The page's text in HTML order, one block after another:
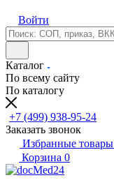
Войти
Каталог
По всему сайту
По каталогу
+7 (499) 938-95-24
Заказать звонок
Избранные товары
Корзина 0